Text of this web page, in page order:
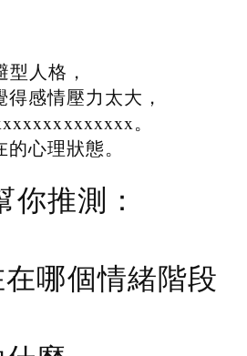
人格，
感情壓力太大，
。
心理狀態。
推測：
哪個情緒階段